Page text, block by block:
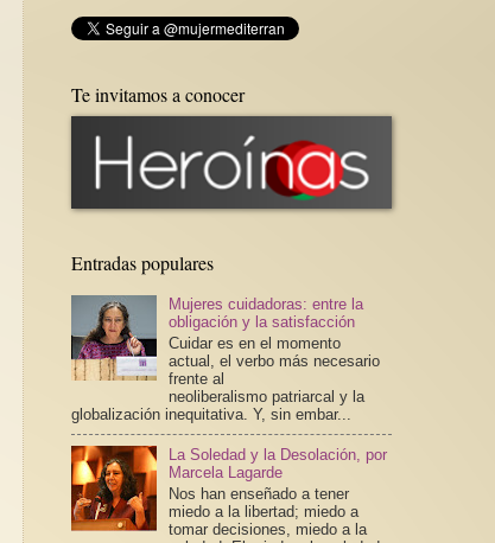
Te invitamos a conocer
Entradas populares
Mujeres cuidadoras: entre la
obligación y la satisfacción
Cuidar es en el momento
actual, el verbo más necesario
frente al
neoliberalismo patriarcal y la
globalización inequitativa. Y, sin embar...
La Soledad y la Desolación, por
Marcela Lagarde
Nos han enseñado a tener
miedo a la libertad; miedo a
tomar decisiones, miedo a la